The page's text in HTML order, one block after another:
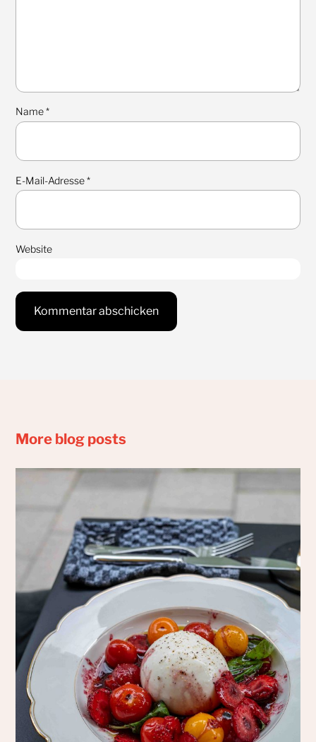
Name*
E-Mail-Adresse*
Website
More blog posts